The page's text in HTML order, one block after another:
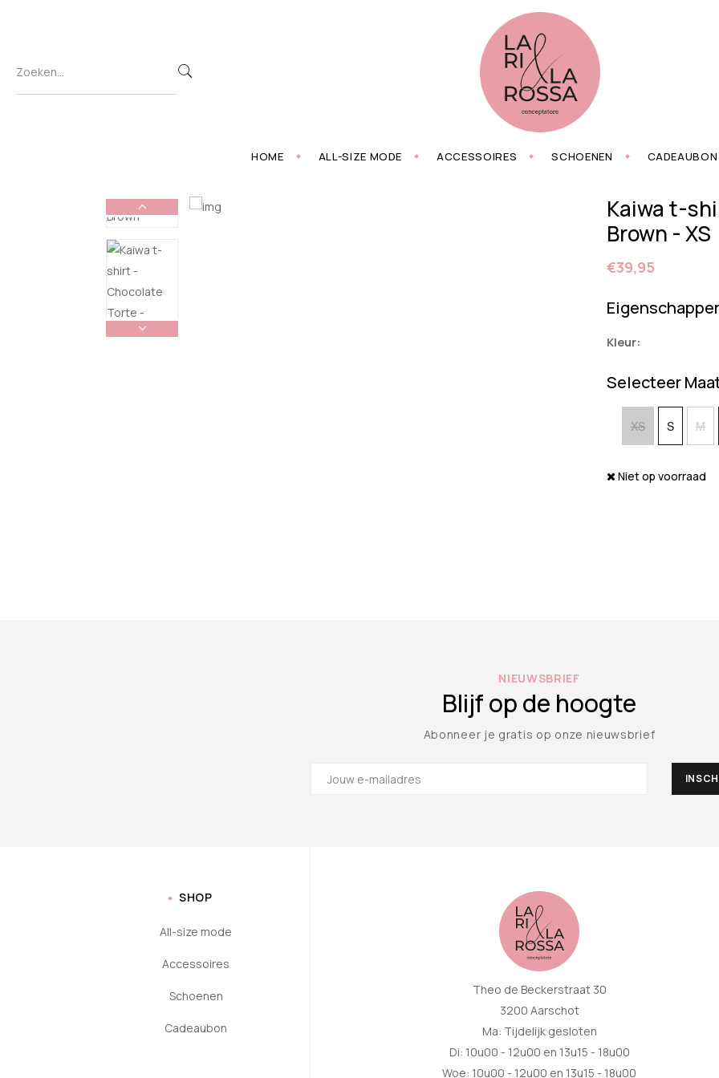
HOME ALL-SIZE MODE ACCESSOIRES SCHOENEN CADEAUBON
Kaiwa t-
Brown - XS
€39,95
Kleur:
Selecteer
XS S M
Niet op voorraad
NIEUWSBRIEF
Blijf op de hoogte
Abonneer je gratis op onze nieuwsbrief
SHOP
All-size mode
Accessoires
Schoenen
Cadeaubon
Theo de Beckerstraat 30
3200 Aarschot
Ma: Tijdelijk gesloten
Di: 10u00 - 12u00 en 13u15 - 18u00
Woe: 10u00 - 12u00 en 13u15 - 18u00